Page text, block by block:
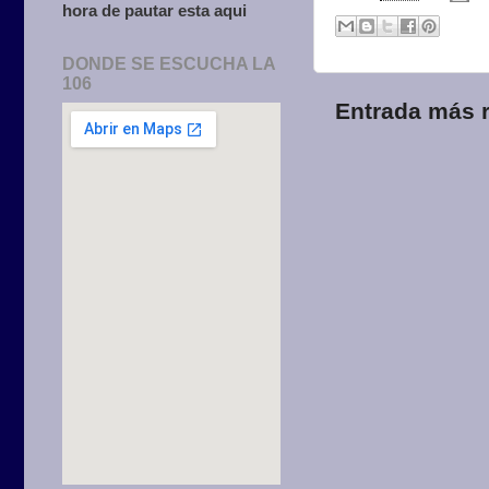
Entrada más
hora de pautar esta aqui
DONDE SE ESCUCHA LA
106